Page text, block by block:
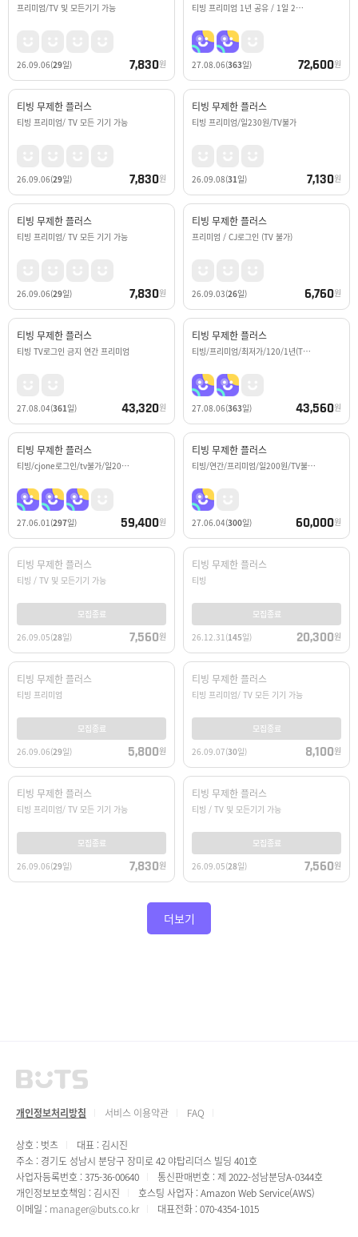
프리미엄/TV 및 모든기기 가능
26.09.06(29일) 7,830원
티빙 프리미엄 1년 공유 / 1일 2…
27.08.06(363일) 72,600원
티빙 무제한 플러스
티빙 프리미엄/ TV 모든 기기 가능
26.09.06(29일) 7,830원
티빙 무제한 플러스
티빙 프리미엄/일230원/TV불가
26.09.08(31일) 7,130원
티빙 무제한 플러스
티빙 프리미엄/ TV 모든 기기 가능
26.09.06(29일) 7,830원
티빙 무제한 플러스
프리미엄 / CJ로그인 (TV 불가)
26.09.03(26일) 6,760원
티빙 무제한 플러스
티빙 TV로그인 금지 연간 프리미엄
27.08.04(361일) 43,320원
티빙 무제한 플러스
티빙/프리미엄/최저가/120/1년(T…
27.08.06(363일) 43,560원
티빙 무제한 플러스
티빙/cjone로그인/tv불가/일20…
27.06.01 (297일) 59,400원
티빙 무제한 플러스
티빙/연간/프리미엄/일200원/TV불…
27.06.04(300일) 60,000원
티빙 무제한 플러스
티빙 / TV 및 모든기기 가능
모집종료
26.09.05(28일) 7,560원
티빙 무제한 플러스
티빙
모집종료
26.12.31 (145일) 20,300원
티빙 무제한 플러스
티빙 프리미엄
모집종료
26.09.06(29일) 5,800원
티빙 무제한 플러스
티빙 프리미엄/ TV 모든 기기 가능
모집종료
26.09.07(30일) 8,100원
티빙 무제한 플러스
티빙 프리미엄/ TV 모든 기기 가능
모집종료
26.09.06(29일) 7,830원
티빙 무제한 플러스
티빙 / TV 및 모든기기 가능
모집종료
26.09.05(28일) 7,560원
더보기
개인정보처리방침 서비스 이용약관 FAQ
상호 : 벗츠
대표 : 김시진
주소 : 경기도 성남시 분당구 장미로 42 야탑리더스 빌딩 401호
사업자등록번호 : 375-36-00640
통신판매번호 : 제 2022-성남분당A-0344호
개인정보보호책임 : 김시진
호스팅 사업자 : Amazon Web Service(AWS)
이메일 : manager@buts.co.kr 대표전화 : 070-4354-1015